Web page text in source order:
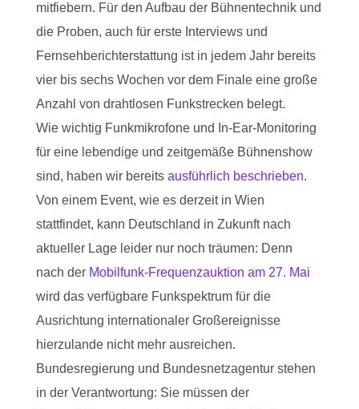
mitfiebern. Für den Aufbau der Bühnentechnik und
die Proben, auch für erste Interviews und
Fernsehberichterstattung ist in jedem Jahr bereits
vier bis sechs Wochen vor dem Finale eine große
Anzahl von drahtlosen Funkstrecken belegt.
Wie wichtig Funkmikrofone und In-Ear-Monitoring
für eine lebendige und zeitgemäße Bühnenshow
sind, haben wir bereits ausführlich beschrieben.
Von einem Event, wie es derzeit in Wien
stattfindet, kann Deutschland in Zukunft nach
aktueller Lage leider nur noch träumen: Denn
nach der Mobilfunk-Frequenzauktion am 27. Mai
wird das verfügbare Funkspektrum für die
Ausrichtung internationaler Großereignisse
hierzulande nicht mehr ausreichen.
Bundesregierung und Bundesnetzagentur stehen
in der Verantwortung: Sie müssen der